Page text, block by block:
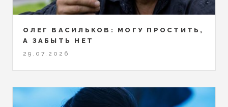
ОЛЕГ ВАСИЛЬКОВ: МОГУ ПРОСТИТЬ,
А ЗАБЫТЬ НЕТ
29.07.2026